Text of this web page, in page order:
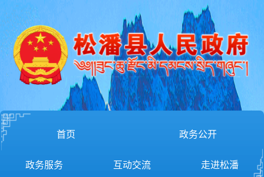
首页 政务公开
政务服务 互动交流 走进松潘